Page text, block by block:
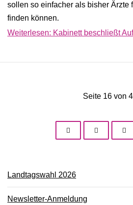
sollen so einfacher als bisher Ärzte
finden können.
Weiterlesen: Kabinett beschließt
Seite 16 von
Landtagswahl 2026
Newsletter-Anmeldung